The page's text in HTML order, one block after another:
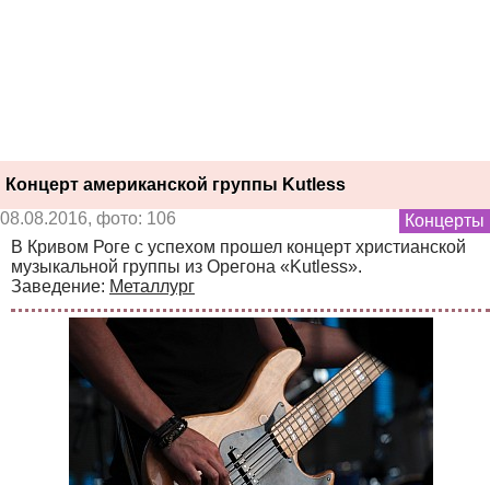
Концерт американской группы Kutless
Концерты
08.08.2016, фото: 106
В Кривом Роге с успехом прошел концерт христианской
музыкальной группы из Орегона «Kutless».
Заведение: Металлург